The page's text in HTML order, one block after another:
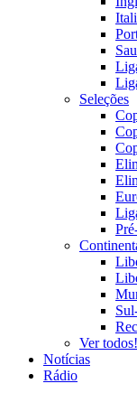
Seleções
Ver todos!
Notícias
Rádio